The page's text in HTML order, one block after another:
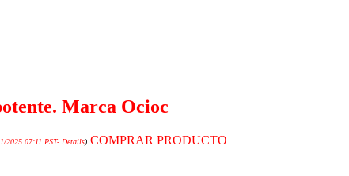
Marca Ocioc
2025 07:11 PST- Details) COMPRAR PRODUCTO